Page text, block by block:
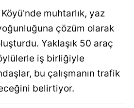
muhtarlık, yaz
çözüm olarak
Yaklaşık 50 araç
iş birliğiyle
bu çalışmanın trafik
belirtiyor.